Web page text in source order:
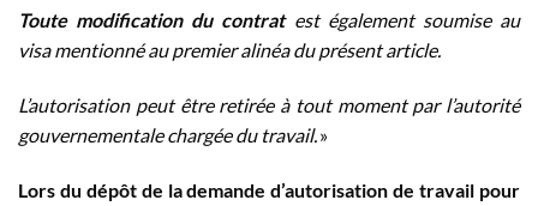
Toute modification du contratest également soumise au
visa mentionné au premier alinéa du présent article.
L’autorisation peut être retirée à tout moment par l’autorité
gouvernementale chargée du travail.»
Lors du dépôt de la demande d’autorisation de travail pour